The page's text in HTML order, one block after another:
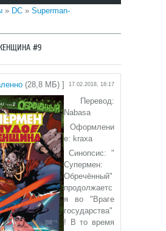
» DC » Superman-
#9
(28,8 МБ) ] 17.02.2018, 18:17
Перевод:
Nabasa
Оформлени
е: kraxa
Синопсис: "
Супермен:
Обречённый"
продолжаетс
я во "Враге
государства"
! В то время